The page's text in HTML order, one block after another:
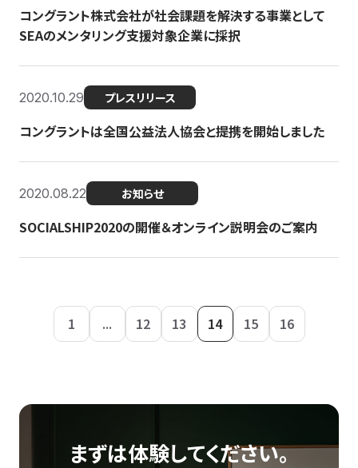
コングラント株式会社が社会課題を解決する事業として
SEAのメンタリング支援対象企業に採択
2020.10.29 プレスリリース
コングラントは全国公益法人協会と提携を開始しました
2020.08.22 お知らせ
SOCIALSHIP2020の開催＆オンライン説明会のご案内
1 ... 12 13 14 15 16
まずは体験してください。